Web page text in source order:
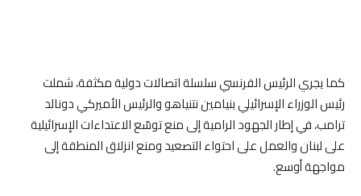
كما يجري الرئيس الفرنسي سلسلة اتصالات دولية مكثفة، شملت
رئيس الوزراء الإسرائيلي بنيامين نتنياهو والرئيس الأميركي دونالد
ترامب، في إطار الجهود الرامية إلى منع توسّع الاعتداءات الإسرائيلية
على لبنان والعمل على احتواء التصعيد ومنع انزلاق المنطقة إلى
مواجهة أوسع.